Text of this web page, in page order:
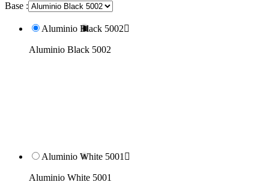
Base :
Aluminio Black 5002
Aluminio Black 5002
Aluminio White 5001 
Aluminio White 5001